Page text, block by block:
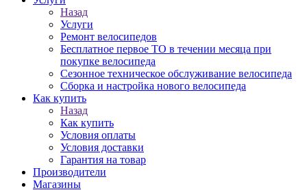
Назад
Услуги
Ремонт велосипедов
Бесплатное первое ТО в течении месяца при
покупке велосипеда
Сезонное техническое обслуживание велосипеда
Сборка и настройка нового велосипеда
Как купить
Назад
Как купить
Условия оплаты
Условия доставки
Гарантия на товар
Производители
Магазины